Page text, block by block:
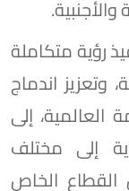
رؤية متكاملة
وتعزيز اندماج
إلى
إلى مختلف
القطاع الخاص